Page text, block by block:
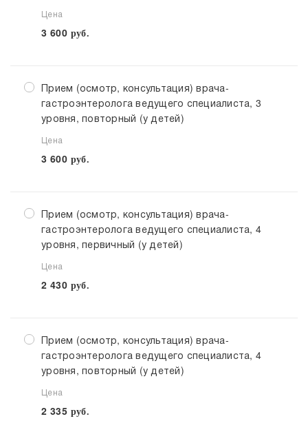
Цена
3 600 руб.
Прием (осмотр, консультация) врача-
гастроэнтеролога ведущего специалиста, 3
уровня, повторный (у детей)
Цена
3 600 руб.
Прием (осмотр, консультация) врача-
гастроэнтеролога ведущего специалиста, 4
уровня, первичный (у детей)
Цена
2 430 руб.
Прием (осмотр, консультация) врача-
гастроэнтеролога ведущего специалиста, 4
уровня, повторный (у детей)
Цена
2 335 руб.